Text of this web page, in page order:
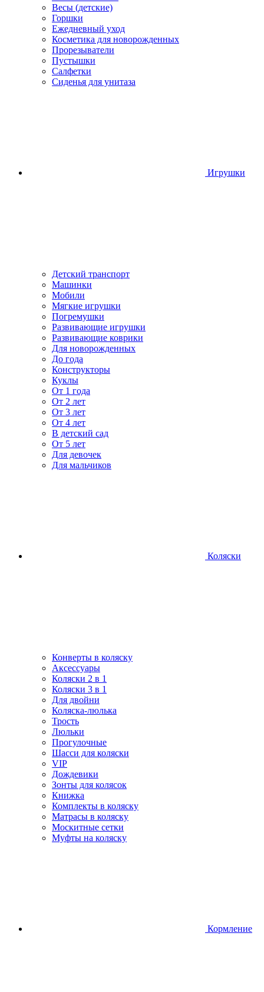
Весы (детские)
Горшки
Ежедневный уход
Косметика для новорожденных
Прорезыватели
Пустышки
Салфетки
Сиденья для унитаза
Игрушки
Детский транспорт
Машинки
Мобили
Мягкие игрушки
Погремушки
Развивающие игрушки
Развивающие коврики
Для новорожденных
До года
Конструкторы
Куклы
От 1 года
От 2 лет
От 3 лет
От 4 лет
В детский сад
От 5 лет
Для девочек
Для мальчиков
Коляски
Конверты в коляску
Аксессуары
Коляски 2 в 1
Коляски 3 в 1
Для двойни
Коляска-люлька
Трость
Люльки
Прогулочные
Шасси для коляски
VIP
Дождевики
Зонты для колясок
Книжка
Комплекты в коляску
Матрасы в коляску
Москитные сетки
Муфты на коляску
Кормление